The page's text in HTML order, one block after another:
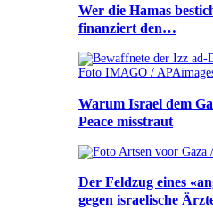
Wer die Hamas
finanziert den…
Warum Israel dem
Peace misstraut
Der Feldzug eines
gegen israelische